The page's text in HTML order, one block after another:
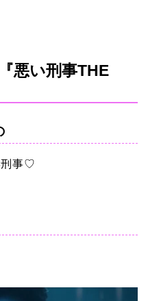
悪い刑事THE
刑事♡